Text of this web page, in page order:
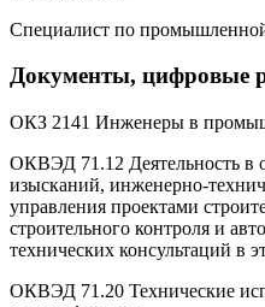
Специалист по
Документы, цифровые
ОКЗ 2141 Инженеры в
ОКВЭД 71.12 Деятельность в
изысканий, инженерно-
управления проектами
строительного контроля и
технических консультаций в
ОКВЭД 71.20 Технические